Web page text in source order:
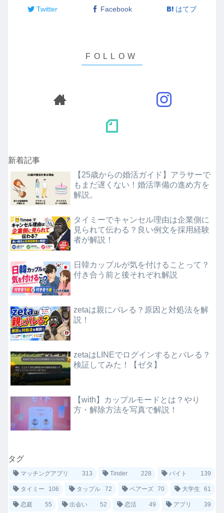
Twitter Facebook はてブ
新着記事
【25歳からの婚活ガイド】アラサーで
もまだ遅くない！婚活準備の進め方を
解説。
タイミーでキャンセル理由は企業側に
見られて伝わる？良い例文を採用経験
者が解説！
日韓カップルが気を付けることって？
付き合う前と後それぞれ解説
zetaは親にバレる？原因と対処法を解
説！
zetaはLINEでログインするとバレる？
検証してみた！【ゼタ】
【with】カップルモードとは？やり
方・解除方法を写真で解説！
タグ
マッチングアプリ 313 Tinder 228 バイト 139
タイミー 106 タップル 72 ペアーズ 70 大学生 61
恋庭 55 出会い 52 恋活 49 アプリ 39